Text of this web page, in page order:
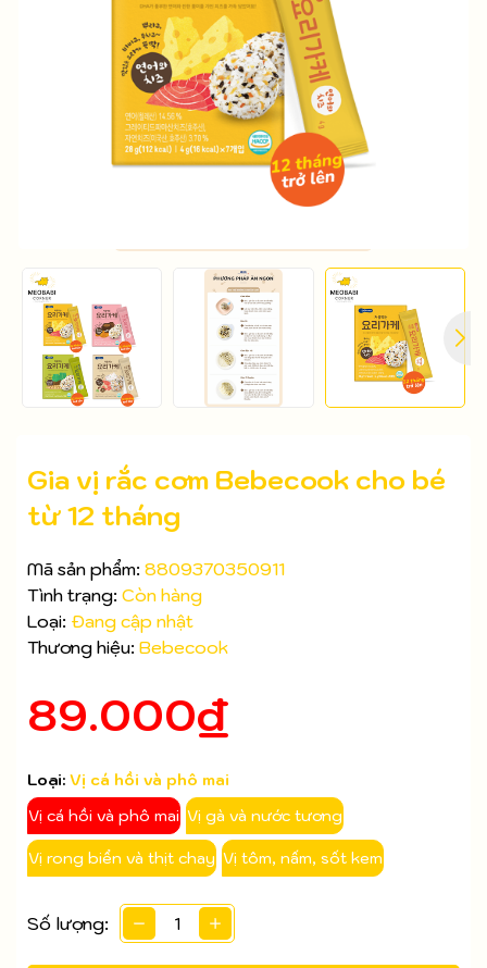
Gia vị rắc cơm Bebecook cho bé
từ 12 tháng
Mã sản phẩm: 8809370350911
Tình trạng: Còn hàng
Loại: Đang cập nhật
Thương hiệu: Bebecook
89.000₫
Loại: Vị cá hồi và phô mai
Vị cá hồi và phô mai Vị gà và nước tương
Vị rong biển và thịt chay Vị tôm, nấm, sốt kem
Số lượng:
Ngày hết hạn:
Điều kiện: